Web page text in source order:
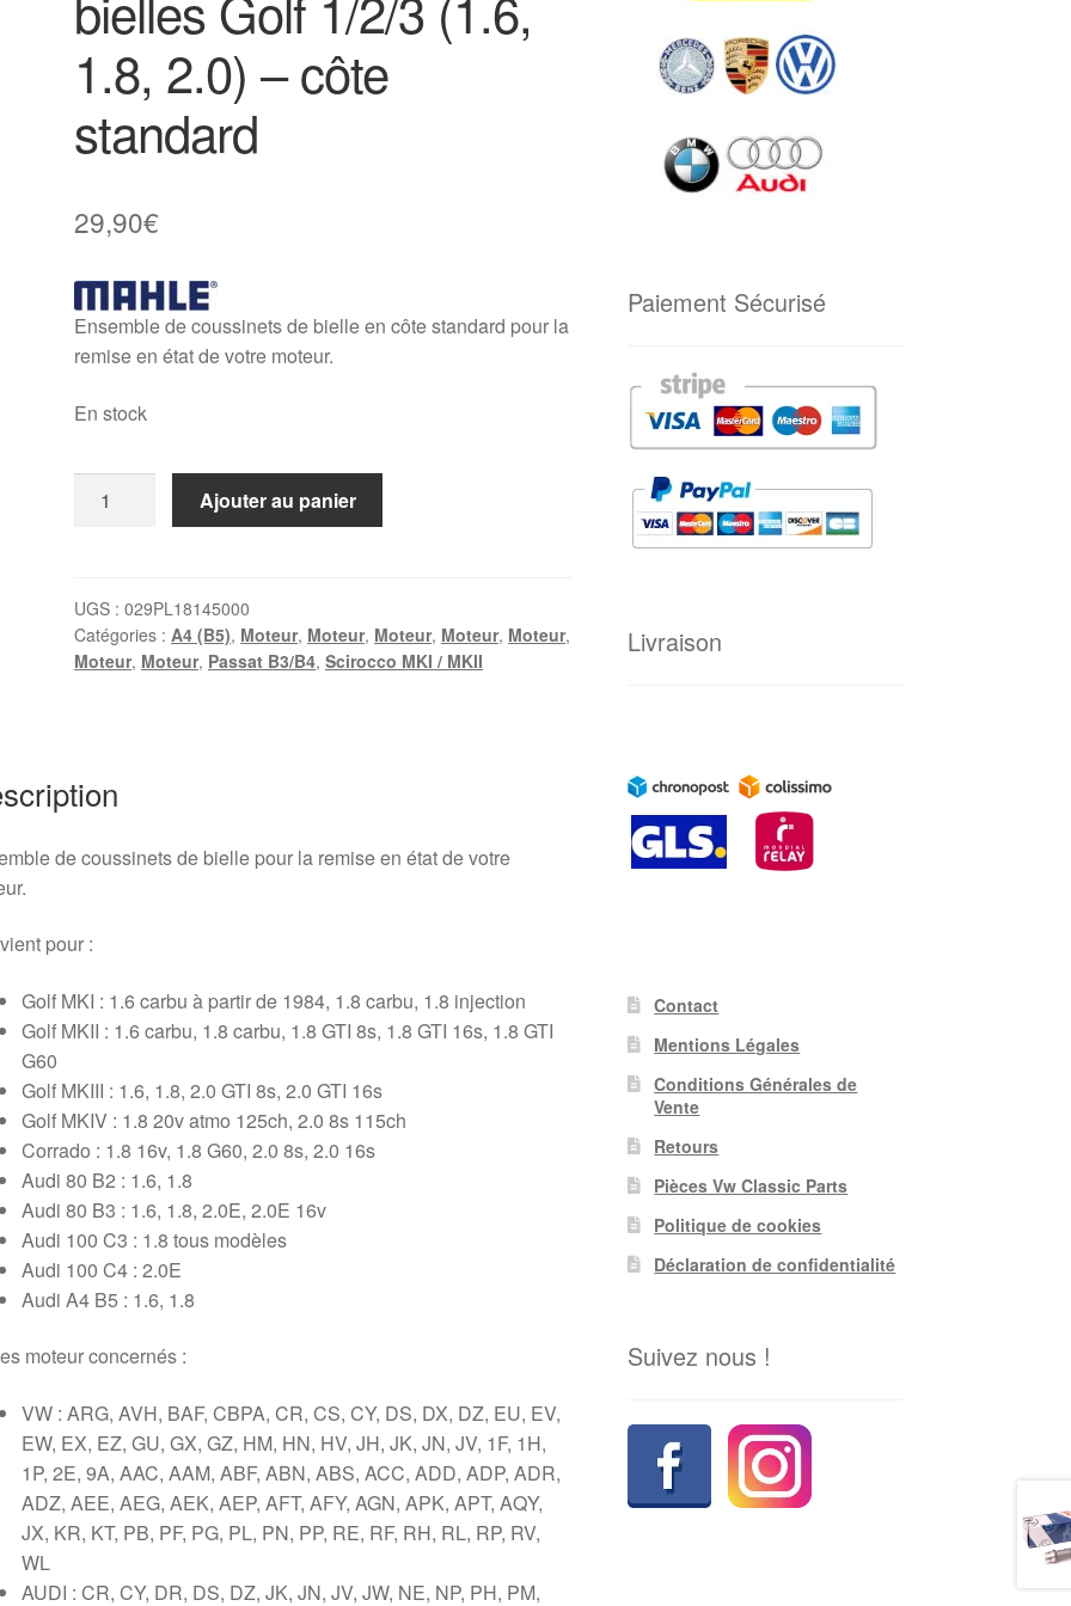
1.8, 2.0) – côte
standard
29,90€
Ensemble de coussinets de bielle en côte standard pour la
remise en état de votre moteur.
En stock
de
bielles
Golf
2.0)
-
Ajouter au panier
UGS :029PL18145000
Catégories : A4 (B5), Moteur, Moteur, Moteur, Moteur, Moteur,
Moteur, Moteur, Passat B3/B4,Scirocco MKI / MKII
de coussinets de bielle pour la remise en état de votre
pour :
Golf MKI : 1.6 carbu à partir de 1984, 1.8 carbu, 1.8 injection
Golf MKII : 1.6 carbu, 1.8 carbu, 1.8 GTI 8s, 1.8 GTI 16s, 1.8 GTI
G60
Golf MKIII : 1.6, 1.8, 2.0 GTI 8s, 2.0 GTI 16s
Golf MKIV : 1.8 20v atmo 125ch, 2.0 8s 115ch
Corrado : 1.8 16v, 1.8 G60, 2.0 8s, 2.0 16s
Audi 80 B2 : 1.6, 1.8
Audi 80 B3 : 1.6, 1.8, 2.0E, 2.0E 16v
Audi 100 C3 : 1.8 tous modèles
Audi 100 C4 : 2.0E
Audi A4 B5 : 1.6, 1.8
moteur concernés :
VW : ARG, AVH, BAF, CBPA, CR, CS, CY, DS, DX, DZ, EU, EV,
EW, EX, EZ, GU, GX, GZ, HM, HN, HV, JH, JK, JN, JV, 1F, 1H,
1P, 2E, 9A, AAC, AAM, ABF, ABN, ABS, ACC, ADD, ADP, ADR,
ADZ, AEE, AEG, AEK, AEP, AFT, AFY, AGN, APK, APT, AQY,
JX, KR, KT, PB, PF, PG, PL, PN, PP, RE, RF, RH, RL, RP, RV,
WL
AUDI : CR, CY, DR, DS, DZ, JK, JN, JV, JW, NE, NP, PH, PM,
Paiement Sécurisé
Livraison
Contact
Mentions Légales
Conditions Générales de
Vente
Retours
Pièces Vw Classic Parts
Politique de cookies
Déclaration de confidentialité
Suivez nous !